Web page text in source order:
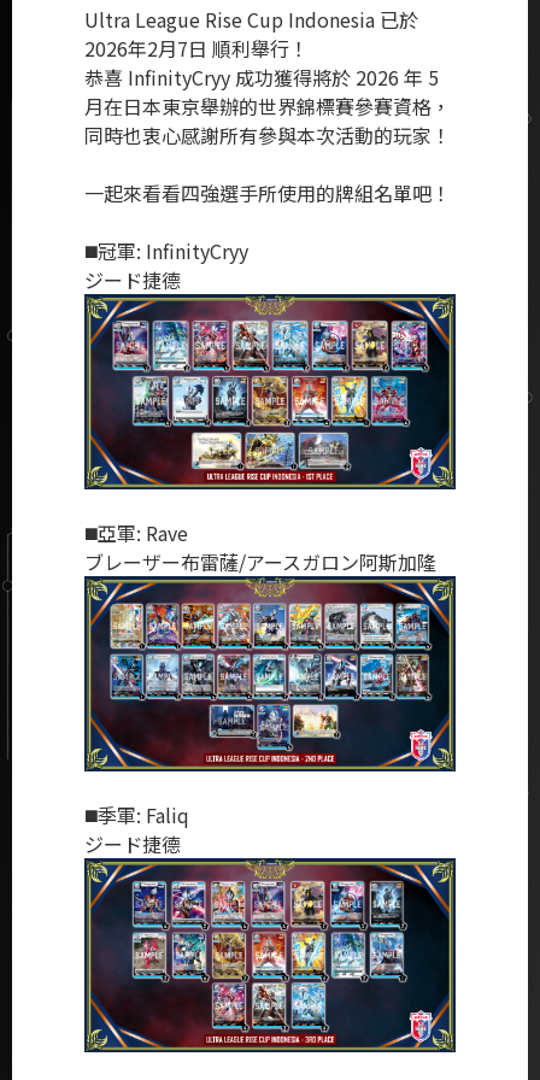
Ultra League Rise Cup Indonesia 已於
2026年2月7日 順利舉行！
恭喜 InfinityCryy 成功獲得將於 2026 年 5
月在日本東京舉辦的世界錦標賽參賽資格，
同時也衷心感謝所有參與本次活動的玩家！
一起來看看四強選手所使用的牌組名單吧！
◼️冠軍: InfinityCryy
ジード捷德
◼️亞軍: Rave
ブレーザー布雷薩/アースガロン阿斯加隆
◼️季軍: Faliq
ジード捷德